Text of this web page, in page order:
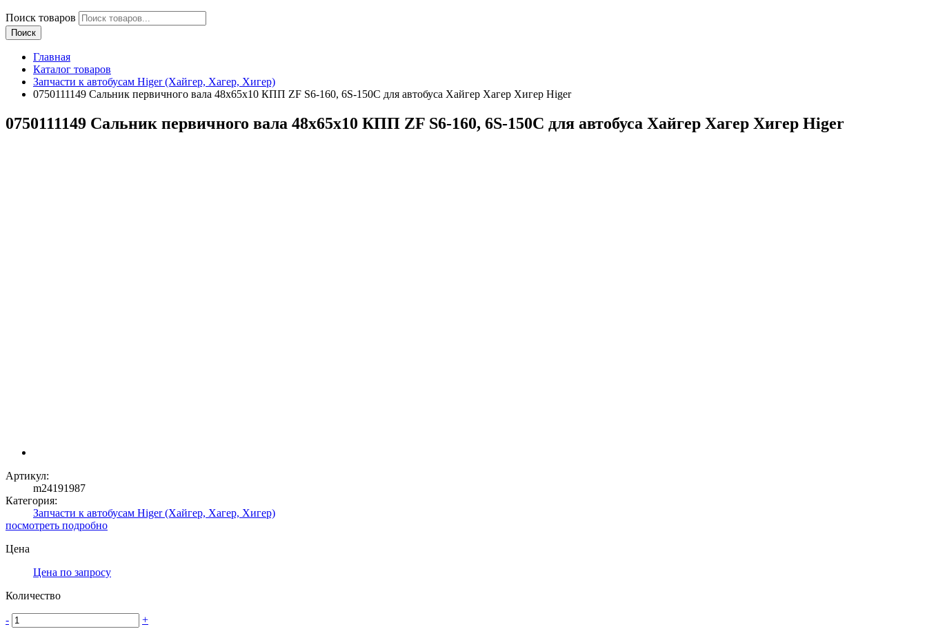
Поиск товаров
Поиск
Главная
Каталог товаров
Запчасти к автобусам Higer (Хайгер, Хагер, Хигер)
0750111149 Сальник первичного вала 48x65x10 КПП ZF S6-160, 6S-150C для автобуса Хайгер Хагер Хигер Higer
0750111149 Сальник первичного вала 48x65x10 КПП ZF S6-160, 6S-150C для автобуса Хайгер Хагер Хигер Higer
Артикул:
m24191987
Категория:
Запчасти к автобусам Higer (Хайгер, Хагер, Хигер)
посмотреть подробно
Цена
Цена по запросу
Количество
- +